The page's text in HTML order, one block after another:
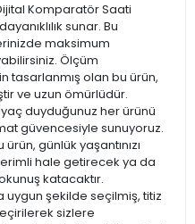
Komparatör Saati
sunar. Bu
maksimum
Ölçüm
tasarlanmış olan bu ürün,
ve uzun ömürlüdür.
duyduğunuz her ürünü
güvencesiyle sunuyoruz.
günlük yaşantınızı
hale getirecek ya da
katacaktır.
uygun şekilde seçilmiş, titiz
sizlere